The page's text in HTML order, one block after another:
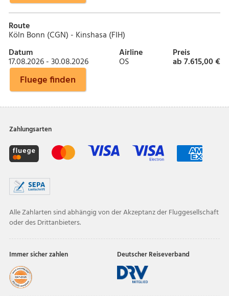
Route
Köln Bonn (CGN) - Kinshasa (FIH)
Datum
17.08.2026 - 30.08.2026
Airline
OS
Preis
ab 7.615,00 €
Fluege finden